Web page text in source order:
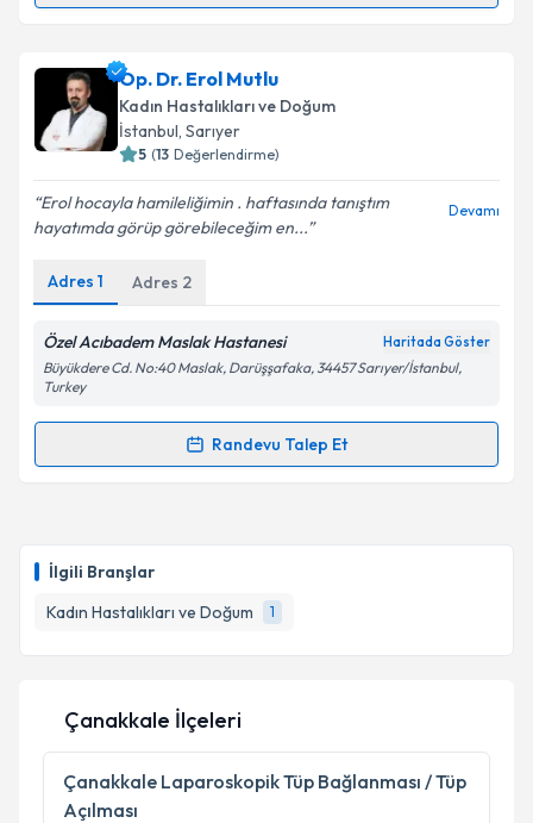
İlgili Branşlar
Kadın Hastalıkları ve Doğum
1
Takvim Talebini Gönder
Op. Dr. Muhittin Hikmet Telli
talebi oluşturun. Size bu uzmandan randevu almanız
için bir takvim hazırlandığında e-posta ile
bilgilendireceğiz.
E-posta Adresiniz
Kişisel verilerimin işlenmesine ilişkinAydınlatma
Metni 'ni okudum ve kişisel verilerimin belirtilen
kapsamda işlenmesini kabul ediyorum.
Takvim Talebini Gönder
Op. Dr. Erol Mutlu
Kadın Hastalıkları ve Doğum
İstanbul, Sarıyer
5 (13 Değerlendirme)
Erol hocayla hamileliğimin . haftasında tanıştım
hayatımda görüp görebileceğim en...
Devamı
Adres 1 Adres 2
Özel Acıbadem Maslak Hastanesi Haritada Göster
Büyükdere Cd. No:40 Maslak, Darüşşafaka, 34457 Sarıyer/İstanbul,
Turkey
Randevu Talep Et
Randevu Takvimi Talebi
takvim hazırlandığında e-posta ile bilgilendireceğiz.
Kişisel verilerimin işlenmesine ilişkinAydınlatma
Metni
'ni okudum ve kişisel verilerimin belirtilen
kapsamda işlenmesini kabul ediyorum.
Çanakkale İlçeleri
Çanakkale Laparoskopik Tüp Bağlanması / Tüp
Açılması